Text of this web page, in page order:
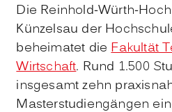
Die Reinhold-Würth-
Künzelsau der
beheimatet dieFakultät
Wirtschaft. Rund 1.500
insgesamt zehn
Masterstudiengängen